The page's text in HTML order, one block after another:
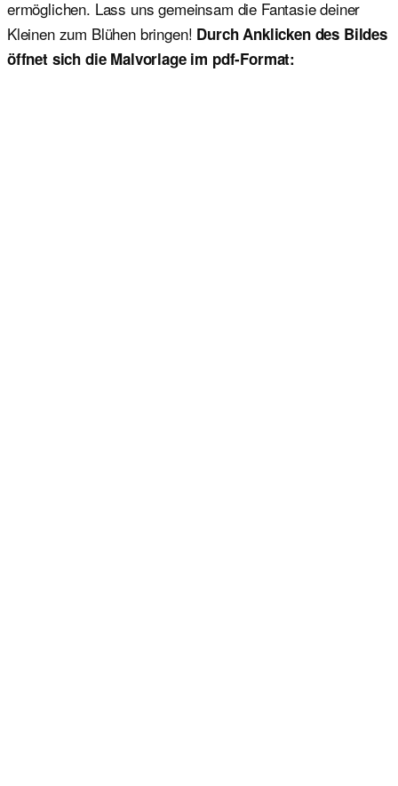
ermöglichen. Lass uns gemeinsam die Fantasie deiner
Kleinen zum Blühen bringen! Durch Anklicken des Bildes
öffnet sich die Malvorlage im pdf-Format: